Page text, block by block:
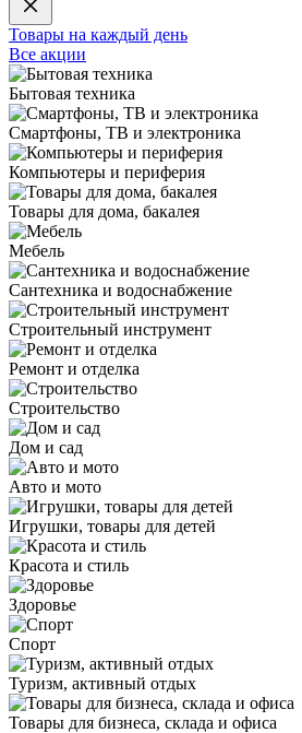
Товары на каждый день
Все акции
Бытовая техника
Смартфоны, ТВ и электроника
Компьютеры и периферия
Товары для дома, бакалея
Мебель
Сантехника и водоснабжение
Строительный инструмент
Ремонт и отделка
Строительство
Дом и сад
Авто и мото
Игрушки, товары для детей
Красота и стиль
Здоровье
Спорт
Туризм, активный отдых
Товары для бизнеса, склада и офиса